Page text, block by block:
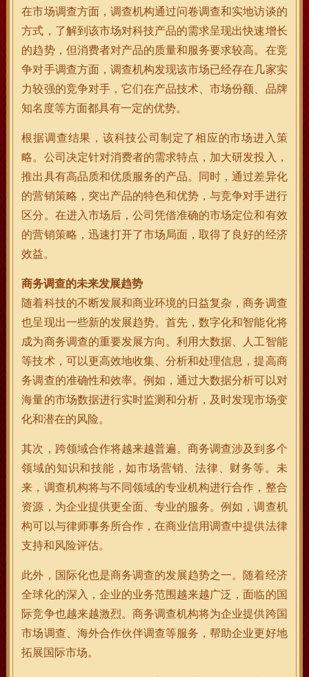
在市场调查方面，调查机构通过问卷调查和实地访谈的
方式，了解到该市场对科技产品的需求呈现出快速增长
的趋势，但消费者对产品的质量和服务要求较高。在竞
争对手调查方面，调查机构发现该市场已经存在几家实
力较强的竞争对手，它们在产品技术、市场份额、品牌
知名度等方面都具有一定的优势。
根据调查结果，该科技公司制定了相应的市场进入策
略。公司决定针对消费者的需求特点，加大研发投入，
推出具有高品质和优质服务的产品。同时，通过差异化
的营销策略，突出产品的特色和优势，与竞争对手进行
区分。在进入市场后，公司凭借准确的市场定位和有效
的营销策略，迅速打开了市场局面，取得了良好的经济
效益。
商务调查的未来发展趋势
随着科技的不断发展和商业环境的日益复杂，商务调查
也呈现出一些新的发展趋势。首先，数字化和智能化将
成为商务调查的重要发展方向。利用大数据、人工智能
等技术，可以更高效地收集、分析和处理信息，提高商
务调查的准确性和效率。例如，通过大数据分析可以对
海量的市场数据进行实时监测和分析，及时发现市场变
化和潜在的风险。
其次，跨领域合作将越来越普遍。商务调查涉及到多个
领域的知识和技能，如市场营销、法律、财务等。未
来，调查机构将与不同领域的专业机构进行合作，整合
资源，为企业提供更全面、专业的服务。例如，调查机
构可以与律师事务所合作，在商业信用调查中提供法律
支持和风险评估。
此外，国际化也是商务调查的发展趋势之一。随着经济
全球化的深入，企业的业务范围越来越广泛，面临的国
际竞争也越来越激烈。商务调查机构将为企业提供跨国
市场调查、海外合作伙伴调查等服务，帮助企业更好地
拓展国际市场。